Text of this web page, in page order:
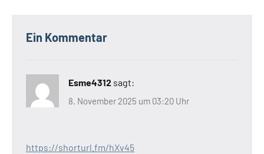
Ein Kommentar
Esme4312 sagt:
8. November 2025 um 03:20 Uhr
https://shorturl.fm/hXv45